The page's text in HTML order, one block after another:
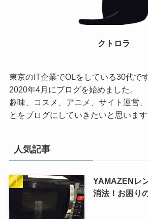
クトロラ
東京のIT企業でOLをしている30代です
2020年4月にブログを始めました。
趣味、コスメ、アニメ、サイト運営
とをブログにしていきたいと思います
人気記事
YAMAZENレ
消法！お困り